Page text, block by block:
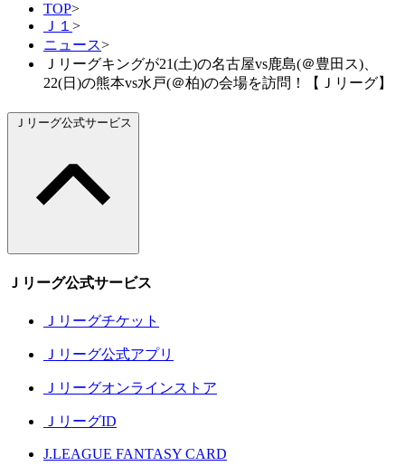
TOP>
Ｊ１ >
ニュース>
Ｊリーグキングが21(土)の名古屋vs鹿島(＠豊田ス)、
22(日)の熊本vs水戸(＠柏)の会場を訪問！【Ｊリーグ】
Ｊリーグ公式サービス
Ｊリーグ公式サービス
Ｊリーグチケット
Ｊリーグ公式アプリ
Ｊリーグオンラインストア
ＪリーグID
J.LEAGUE FANTASY CARD